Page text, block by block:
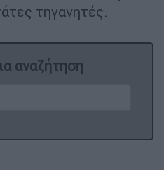
τηγανητές.
αναζήτηση